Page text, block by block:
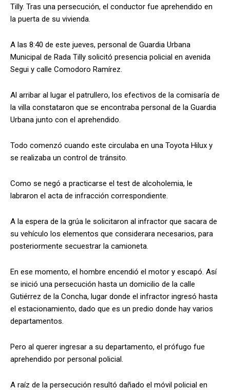
Tilly. Tras una persecución, el conductor fue aprehendido en
la puerta de su vivienda.
A las 8:40 de este jueves, personal de Guardia Urbana
Municipal de Rada Tilly solicitó presencia policial en avenida
Segui y calle Comodoro Ramírez.
Al arribar al lugar el patrullero, los efectivos de la comisaría de
la villa constataron que se encontraba personal de la Guardia
Urbana junto con el aprehendido.
Todo comenzó cuando este circulaba en una Toyota Hilux y
se realizaba un control de tránsito.
Como se negó a practicarse el test de alcoholemia, le
labraron el acta de infracción correspondiente.
A la espera de la grúa le solicitaron al infractor que sacara de
su vehículo los elementos que considerara necesarios, para
posteriormente secuestrar la camioneta.
En ese momento, el hombre encendió el motor y escapó. Así
se inició una persecución hasta un domicilio de la calle
Gutiérrez de la Concha, lugar donde el infractor ingresó hasta
el estacionamiento, dado que es un predio donde hay varios
departamentos.
Pero al querer ingresar a su departamento, el prófugo fue
aprehendido por personal policial.
A raíz de la persecución resultó dañado el móvil policial en